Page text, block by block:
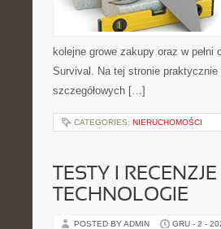
kolejne growe zakupy oraz w
Survival. Na tej stronie
szczegółowych […]
CATEGORIES: NIERUCHOMOŚCI
TESTY I
TECHNOLOGIE
POSTED BY ADMIN GRU - 2 -